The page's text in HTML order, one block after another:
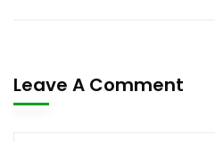
Leave A Comment